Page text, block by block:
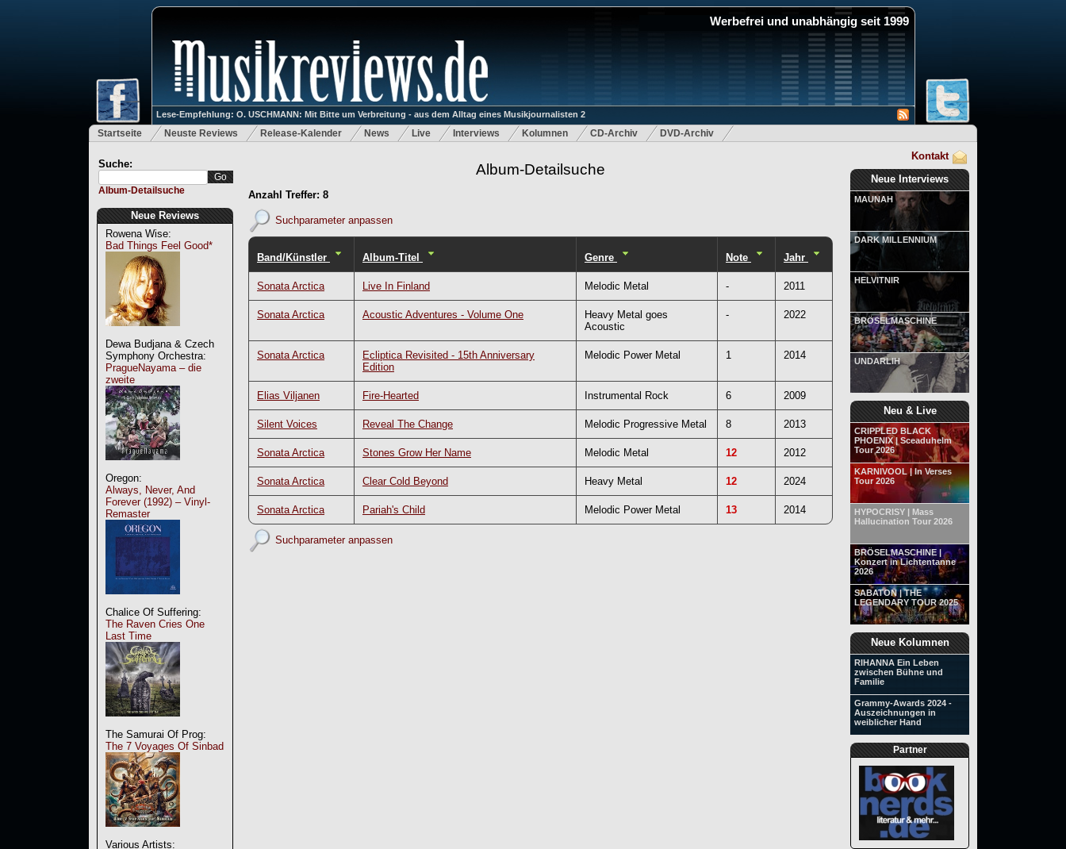
Werbefrei und unabhängig seit 1999
Lese-Empfehlung: O. USCHMANN: Mit Bitte um Verbreitung - aus dem Alltag eines Musikjournalisten 2
Startseite Neuste Reviews Release-Kalender News Live Interviews Kolumnen CD-Archiv DVD-Archiv
Suche:
Album-Detailsuche
Neue Reviews
Rowena Wise:
Bad Things Feel Good*
Dewa Budjana & Czech
Symphony Orchestra:
PragueNayama – die
zweite
Oregon:
Always, Never, And
Forever (1992) – Vinyl-
Remaster
Chalice Of Suffering:
The Raven Cries One
Last Time
The Samurai Of Prog:
The 7 Voyages Of Sinbad
Various Artists:
Kontakt
Neue Interviews
MAUNAH
DARK MILLENNIUM
HELVITNIR
BRÖSELMASCHINE
UNDARLIH
Neu & Live
CRIPPLED BLACK
PHOENIX | Sceaduhelm
Tour 2026
KARNIVOOL | In Verses
Tour 2026
HYPOCRISY | Mass
Hallucination Tour 2026
BRÖSELMASCHINE |
Konzert in Lichtentanne
2026
SABATON | THE
LEGENDARY TOUR 2025
Neue Kolumnen
RIHANNA Ein Leben
zwischen Bühne und
Familie
Grammy-Awards 2024 -
Auszeichnungen in
weiblicher Hand
Partner
Album-Detailsuche
Anzahl Treffer: 8
Suchparameter anpassen
Band/Künstler Album-Titel Genre Note Jahr
Sonata Arctica Live In Finland Melodic Metal - 2011
Sonata Arctica Acoustic Adventures - Volume One
Heavy Metal goes
Acoustic
- 2022
Sonata Arctica
Ecliptica Revisited - 15th Anniversary
Edition
Melodic Power Metal 1 2014
Elias Viljanen Fire-Hearted Instrumental Rock 6 2009
Silent Voices Reveal The Change Melodic Progressive Metal 8 2013
Sonata Arctica Stones Grow Her Name Melodic Metal 12 2012
Sonata Arctica Clear Cold Beyond Heavy Metal 12 2024
Sonata Arctica Pariah's Child Melodic Power Metal 13 2014
Suchparameter anpassen